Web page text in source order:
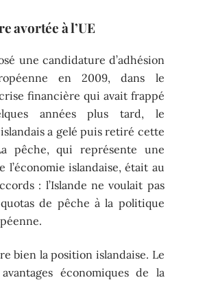
avortée à l’UE
une candidature d’adhésion
en 2009, dans le
financière qui avait frappé
années plus tard, le
a gelé puis retiré cette
pêche, qui représente une
l’économie islandaise, était au
: l’Islande ne voulait pas
de pêche à la politique
bien la position islandaise. Le
économiques de la